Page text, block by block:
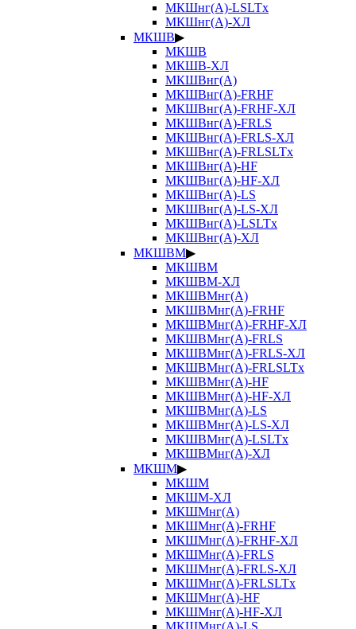
МКШнг(А)-LSLTx
МКШнг(А)-ХЛ
МКШВ▶
МКШВ
МКШВ-ХЛ
МКШВнг(А)
МКШВнг(А)-FRHF
МКШВнг(А)-FRHF-ХЛ
МКШВнг(А)-FRLS
МКШВнг(А)-FRLS-ХЛ
МКШВнг(А)-FRLSLTx
МКШВнг(А)-HF
МКШВнг(А)-HF-ХЛ
МКШВнг(А)-LS
МКШВнг(А)-LS-ХЛ
МКШВнг(А)-LSLTx
МКШВнг(А)-ХЛ
МКШВМ▶
МКШВМ
МКШВМ-ХЛ
МКШВМнг(А)
МКШВМнг(А)-FRHF
МКШВМнг(А)-FRHF-ХЛ
МКШВМнг(А)-FRLS
МКШВМнг(А)-FRLS-ХЛ
МКШВМнг(А)-FRLSLTx
МКШВМнг(А)-HF
МКШВМнг(А)-HF-ХЛ
МКШВМнг(А)-LS
МКШВМнг(А)-LS-ХЛ
МКШВМнг(А)-LSLTx
МКШВМнг(А)-ХЛ
МКШМ▶
МКШМ
МКШМ-ХЛ
МКШМнг(А)
МКШМнг(А)-FRHF
МКШМнг(А)-FRHF-ХЛ
МКШМнг(А)-FRLS
МКШМнг(А)-FRLS-ХЛ
МКШМнг(А)-FRLSLTx
МКШМнг(А)-HF
МКШМнг(А)-HF-ХЛ
МКШМнг(А)-LS